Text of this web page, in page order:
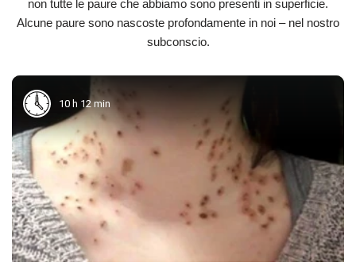
non tutte le paure che abbiamo sono presenti in superficie.
Alcune paure sono nascoste profondamente in noi – nel nostro
subconscio.
10 h 12 min